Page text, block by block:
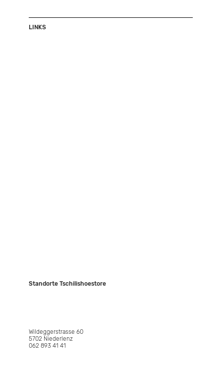
Standorte Tschilishoestore
LINKS
Wildeggerstrasse 60
5702 Niederlenz
062 893 41 41